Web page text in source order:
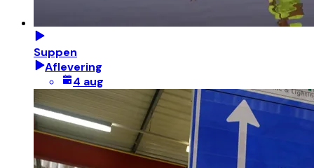
Suppen
Aflevering
4 aug